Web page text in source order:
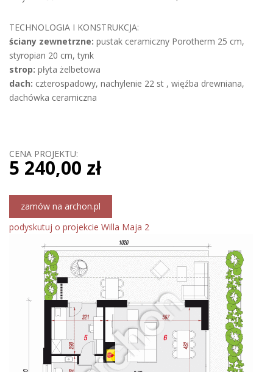
TECHNOLOGIA I KONSTRUKCJA:
ściany zewnetrzne: pustak ceramiczny Porotherm 25 cm,
styropian 20 cm, tynk
strop: płyta żelbetowa
dach: czterospadowy, nachylenie 22 st , więźba drewniana,
dachówka ceramiczna
CENA PROJEKTU:
5 240,00 zł
zamów na archon.pl
podyskutuj o projekcie Willa Maja 2